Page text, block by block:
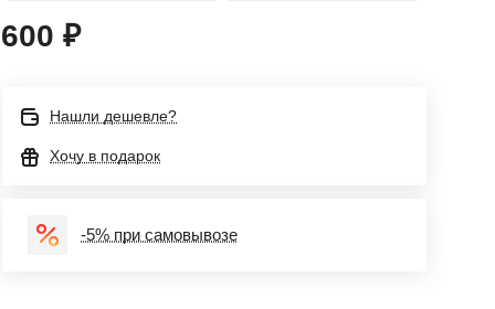
600 ₽
Нашли дешевле?
Хочу в подарок
-5% при самовывозе